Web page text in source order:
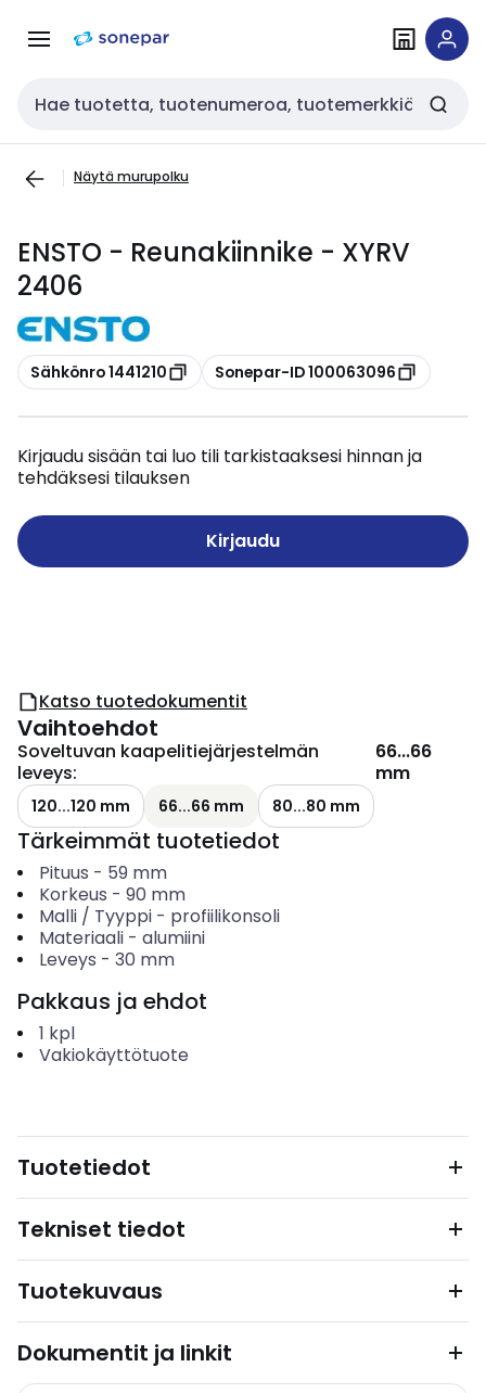
navigointiinsisältöön
Haku
Näytä murupolku
ENSTO - Reunakiinnike - XYRV
2406
Kopioi
Sähkönro 1441210 Kopioi
Sonepar-ID 100063096
Kirjaudu sisään tai luo tili tarkistaaksesi hinnan ja
tehdäksesi tilauksen
Kirjaudu
Katso tuotedokumentit
Vaihtoehdot
Soveltuvan kaapelitiejärjestelmän
leveys:
66...66
mm
120...120 mm 66...66 mm 80...80 mm
Tärkeimmät tuotetiedot
Pituus - 59 mm
Korkeus - 90 mm
Malli / Tyyppi- profiilikonsoli
Materiaali- alumiini
Leveys - 30 mm
Pakkaus ja ehdot
1 kpl
Vakiokäyttötuote
Tuotetiedot
Tekniset tiedot
Tuotekuvaus
Dokumentit ja linkit